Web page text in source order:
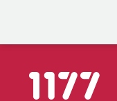
Till startsidan för